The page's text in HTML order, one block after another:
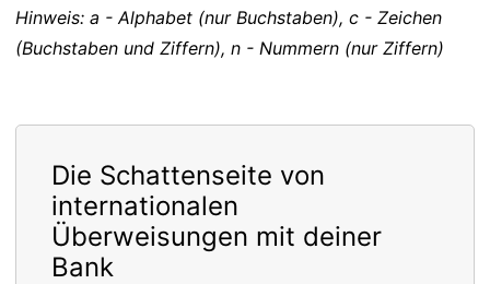
Hinweis: a - Alphabet (nur Buchstaben), c - Zeichen
(Buchstaben und Ziffern), n - Nummern (nur Ziffern)
Die Schattenseite von
internationalen
Überweisungen mit deiner
Bank